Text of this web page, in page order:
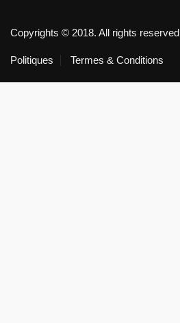
Copyrights © 2018. All rights reserved
Politiques Termes & Conditions